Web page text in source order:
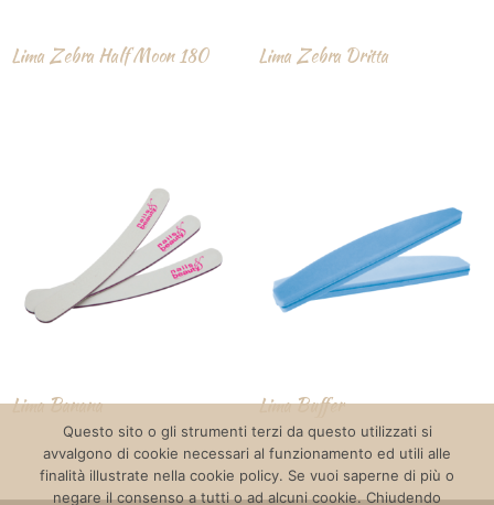
Lima Zebra Half Moon 180 Lima Zebra Dritta
Lima Banana Lima Buffer
Questo sito o gli strumenti terzi da questo utilizzati si
avvalgono di cookie necessari al funzionamento ed utili alle
finalità illustrate nella cookie policy. Se vuoi saperne di più o
negare il consenso a tutti o ad alcuni cookie. Chiudendo